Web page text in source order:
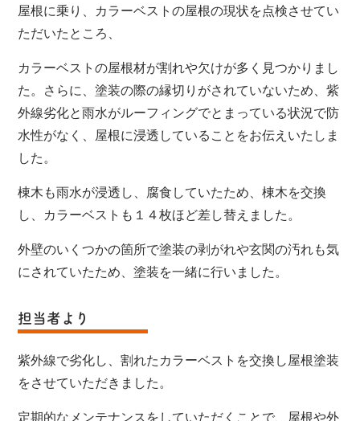
屋根に乗り、カラーベストの屋根の現状を点検させてい
ただいたところ、
カラーベストの屋根材が割れや欠けが多く見つかりまし
た。さらに、塗装の際の縁切りがされていないため、紫
外線劣化と雨水がルーフィングでとまっている状況で防
水性がなく、屋根に浸透していることをお伝えいたしま
した。
棟木も雨水が浸透し、腐食していたため、棟木を交換
し、カラーベストも１４枚ほど差し替えました。
外壁のいくつかの箇所で塗装の剥がれや玄関の汚れも気
にされていたため、塗装を一緒に行いました。
担当者より
紫外線で劣化し、割れたカラーベストを交換し屋根塗装
をさせていただきました。
定期的なメンテナンスをしていただくことで、屋根や外